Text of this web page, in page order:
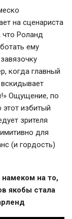
на сценариста
Роланд
ему
когда главный
Ощущение, по
этот избитый
зрителя
для
(и гордость)
на то,
якобы стала